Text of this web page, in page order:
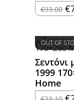
€93.00 €
OUT OF
1999
Home